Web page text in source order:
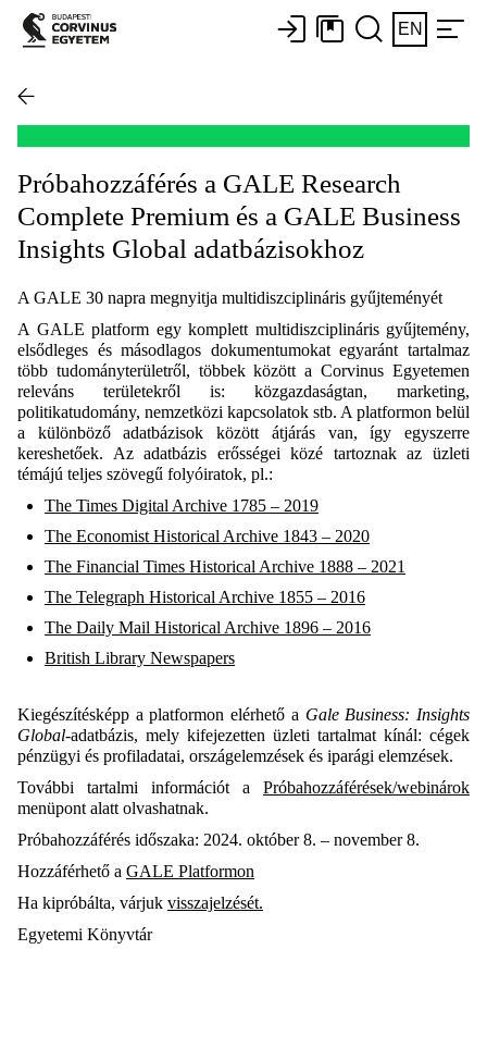
EN
Próbahozzáférés a GALE Research
Complete Premium és a GALE Business
Insights Global adatbázisokhoz
A GALE 30 napra megnyitja multidiszciplináris gyűjteményét
A GALE platform egy komplett multidiszciplináris gyűjtemény,
elsődleges és másodlagos dokumentumokat egyaránt tartalmaz
több tudományterületről, többek között a Corvinus Egyetemen
releváns területekről is: közgazdaságtan, marketing,
politikatudomány, nemzetközi kapcsolatok stb. A platformon belül
a különböző adatbázisok között átjárás van, így egyszerre
kereshetőek. Az adatbázis erősségei közé tartoznak az üzleti
témájú teljes szövegű folyóiratok, pl.:
The Times Digital Archive 1785 – 2019
The Economist Historical Archive 1843 – 2020
The Financial Times Historical Archive 1888 – 2021
The Telegraph Historical Archive 1855 – 2016
The Daily Mail Historical Archive 1896 – 2016
British Library Newspapers
Kiegészítésképp a platformon elérhető a Gale Business: Insights
Global-adatbázis, mely kifejezetten üzleti tartalmat kínál: cégek
pénzügyi és profiladatai, országelemzések és iparági elemzések.
További tartalmi információt a Próbahozzáférések/webinárok
menüpont alatt olvashatnak.
Próbahozzáférés időszaka: 2024. október 8. – november 8.
Hozzáférhető a GALE Platformon
Ha kipróbálta, várjuk visszajelzését.
Egyetemi Könyvtár